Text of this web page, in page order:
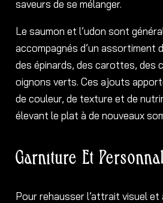
saveurs de se mélanger.
Le saumon et l’udon sont
accompagnés d’un assortiment
des épinards, des carottes, des
oignons verts. Ces ajouts
de couleur, de texture et de
élevant le plat à de nouveaux
Garniture Et
Pour rehausser l’attrait visuel